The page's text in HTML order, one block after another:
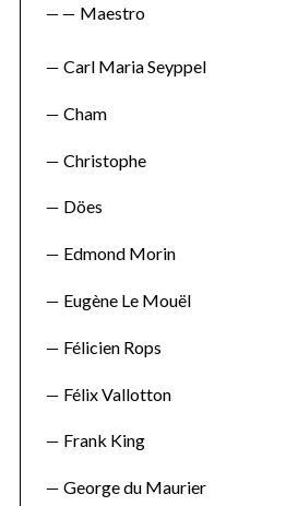
Maestro
Carl Maria Seyppel
Cham
Christophe
Döes
Edmond Morin
Eugène Le Mouël
Félicien Rops
Félix Vallotton
Frank King
George du Maurier